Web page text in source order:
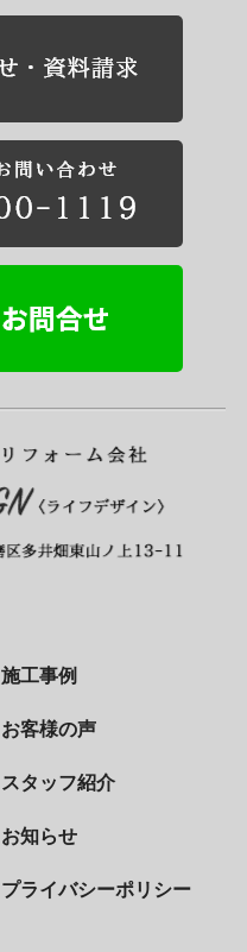
施工事例
お客様の声
スタッフ紹介
お知らせ
プライバシーポリシー